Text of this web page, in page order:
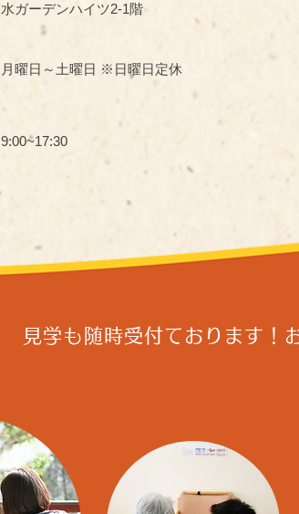
見学も随時受付ております！
水ガーデンハイツ2-1階
月曜日～土曜日 ※日曜日定休
9:00~17:30